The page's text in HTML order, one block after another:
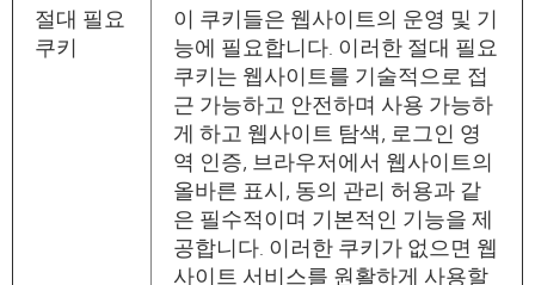
절대 필요
쿠키
이 쿠키들은 웹사이트의 운영 및 기
능에 필요합니다. 이러한 절대 필요
쿠키는 웹사이트를 기술적으로 접
근 가능하고 안전하며 사용 가능하
게 하고 웹사이트 탐색, 로그인 영
역 인증, 브라우저에서 웹사이트의
올바른 표시, 동의 관리 허용과 같
은 필수적이며 기본적인 기능을 제
공합니다. 이러한 쿠키가 없으면 웹
사이트 서비스를 원활하게 사용할